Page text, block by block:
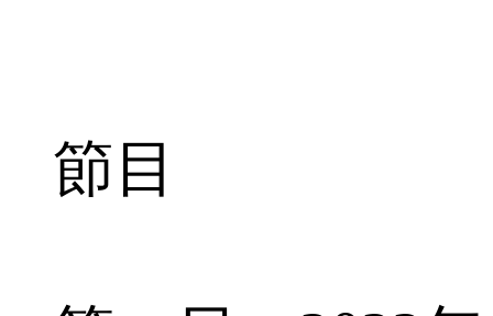
節目